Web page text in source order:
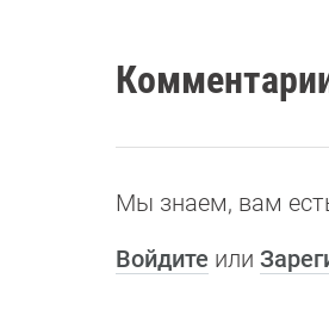
Мы знаем, вам
Войдите или